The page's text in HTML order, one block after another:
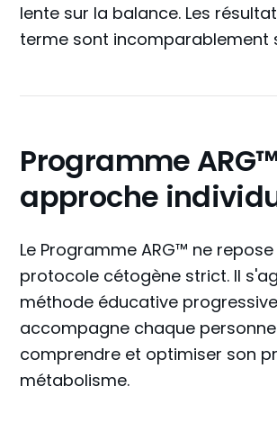
lente sur la balance. Les
terme sont incomparablement
Programme
approche
Le Programme ARG™ ne
protocole cétogène strict. Il
méthode éducative
accompagne chaque
comprendre et optimiser son
métabolisme.